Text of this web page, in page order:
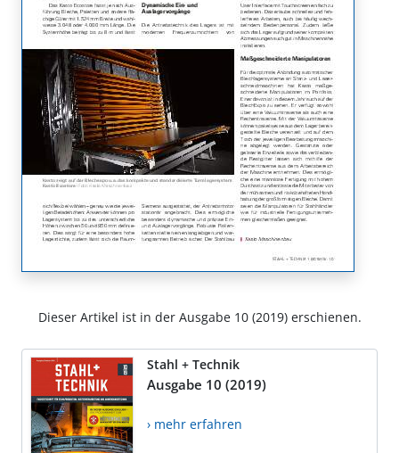
Dieser Artikel ist in der Ausgabe 10 (2019) erschienen.
Stahl + Technik
Ausgabe 10 (2019)
› mehr erfahren